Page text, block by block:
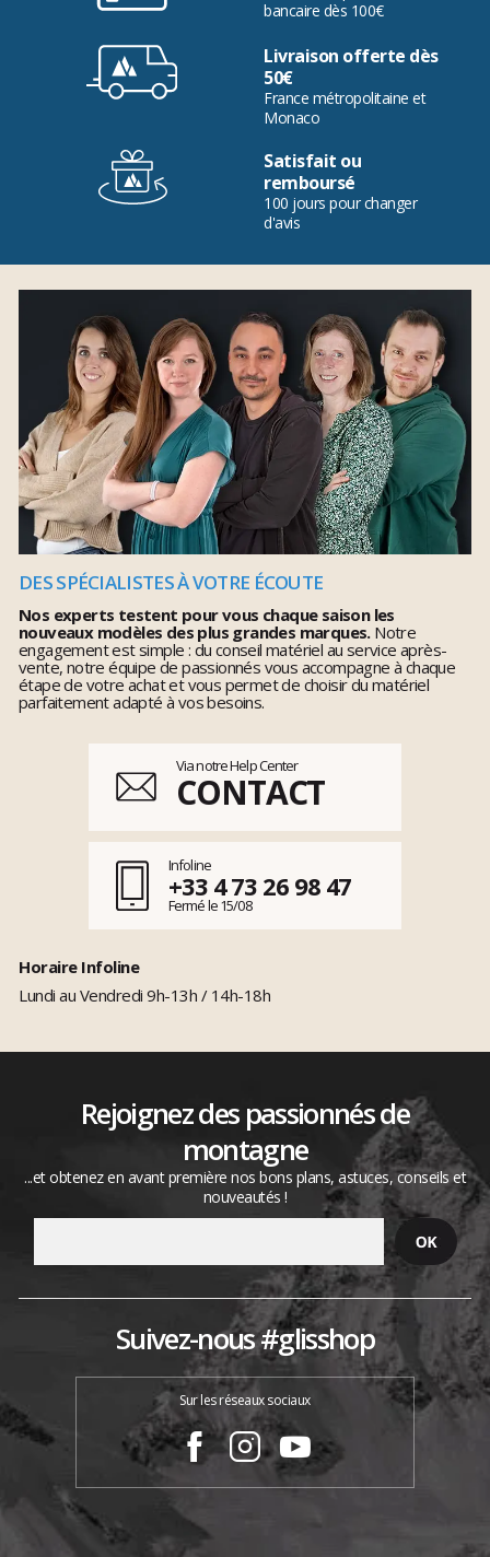
bancaire dès 100€
Livraison offerte dès
50€
France métropolitaine et
Monaco
Satisfait ou
remboursé
100 jours pour changer
d'avis
DES SPÉCIALISTES À VOTRE ÉCOUTE
Nos experts testent pour vous chaque saison les
nouveaux modèles des plus grandes marques.Notre
engagement est simple : du conseil matériel au service après-
vente, notre équipe de passionnés vous accompagne à chaque
étape de votre achat et vous permet de choisir du matériel
parfaitement adapté à vos besoins.
Via notre Help Center
CONTACT
Infoline
+33 4 73 26 98 47
Fermé le 15/08
Horaire Infoline
Lundi au Vendredi 9h-13h / 14h-18h
Rejoignez des passionnés de
montagne
...et obtenez en avant première nos bons plans, astuces, conseils et
nouveautés !
Suivez-nous #glisshop
Sur les réseaux sociaux